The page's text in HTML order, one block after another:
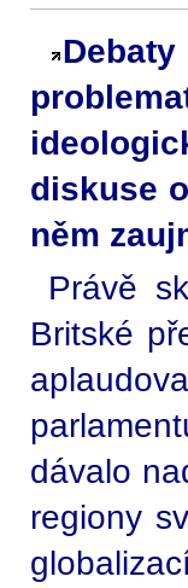
diskuse
něm
Právě
Britské
dávalo
regiony